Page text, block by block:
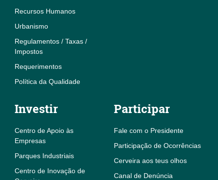
Recursos Humanos
Urbanismo
Regulamentos / Taxas /
Impostos
Requerimentos
Política da Qualidade
Investir
Centro de Apoio às
Empresas
Parques Industriais
Centro de Inovação de
Participar
Fale com o Presidente
Participação de Ocorrências
Cerveira aos teus olhos
Canal de Denúncia